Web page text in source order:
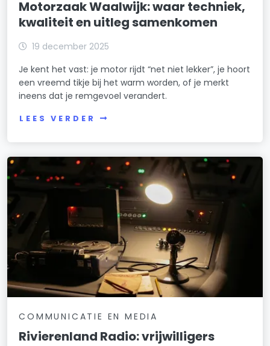
Motorzaak Waalwijk: waar techniek,
kwaliteit en uitleg samenkomen
19 december 2025
Je kent het vast: je motor rijdt “net niet lekker”, je hoort
een vreemd tikje bij het warm worden, of je merkt
ineens dat je remgevoel verandert.
LEES VERDER
COMMUNICATIE EN MEDIA
Rivierenland Radio: vrijwilligers